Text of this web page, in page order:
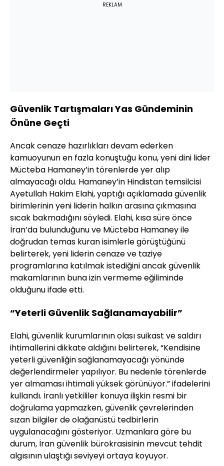
REKLAM
Güvenlik Tartışmaları Yas Gündeminin
Önüne Geçti
Ancak cenaze hazırlıkları devam ederken
kamuoyunun en fazla konuştuğu konu, yeni dini lider
Mücteba Hamaney’in törenlerde yer alıp
almayacağı oldu. Hamaney’in Hindistan temsilcisi
Ayetullah Hakim Elahi, yaptığı açıklamada güvenlik
birimlerinin yeni liderin halkın arasına çıkmasına
sıcak bakmadığını söyledi. Elahi, kısa süre önce
İran’da bulunduğunu ve Mücteba Hamaney ile
doğrudan temas kuran isimlerle görüştüğünü
belirterek, yeni liderin cenaze ve taziye
programlarına katılmak istediğini ancak güvenlik
makamlarının buna izin vermeme eğiliminde
olduğunu ifade etti.
“Yeterli Güvenlik Sağlanamayabilir”
Elahi, güvenlik kurumlarının olası suikast ve saldırı
ihtimallerini dikkate aldığını belirterek, “Kendisine
yeterli güvenliğin sağlanamayacağı yönünde
değerlendirmeler yapılıyor. Bu nedenle törenlerde
yer almaması ihtimali yüksek görünüyor.” ifadelerini
kullandı. İranlı yetkililer konuya ilişkin resmi bir
doğrulama yapmazken, güvenlik çevrelerinden
sızan bilgiler de olağanüstü tedbirlerin
uygulanacağını gösteriyor. Uzmanlara göre bu
durum, İran güvenlik bürokrasisinin mevcut tehdit
algısının ulaştığı seviyeyi ortaya koyuyor.